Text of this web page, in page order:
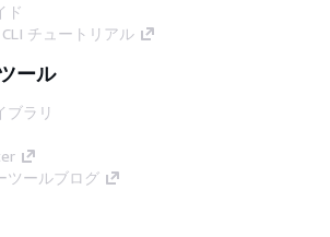
ド
チュートリアル
ール
ブラリ
ツールブログ